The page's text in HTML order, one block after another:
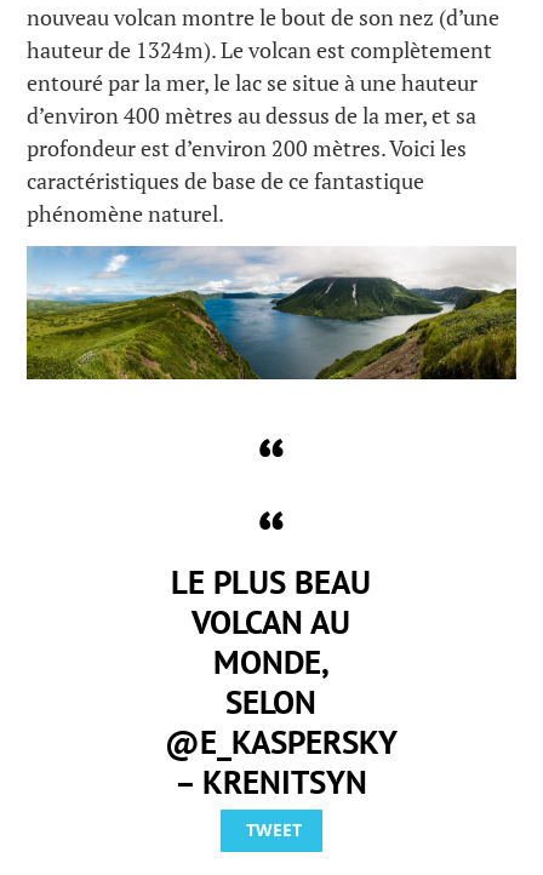
nouveau volcan montre le bout de son nez (d’une
hauteur de 1324m). Le volcan est complètement
entouré par la mer, le lac se situe à une hauteur
d’environ 400 mètres au dessus de la mer, et sa
profondeur est d’environ 200 mètres. Voici les
caractéristiques de base de ce fantastique
phénomène naturel.
LE PLUS BEAU
VOLCAN AU
MONDE,
SELON
@E_KASPERSKY
– KRENITSYN
TWEET